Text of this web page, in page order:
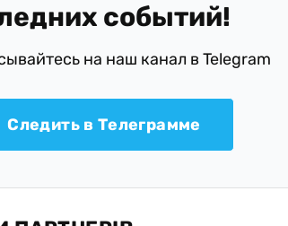
событий!
на наш канал в Telegram
Следить в Телеграмме